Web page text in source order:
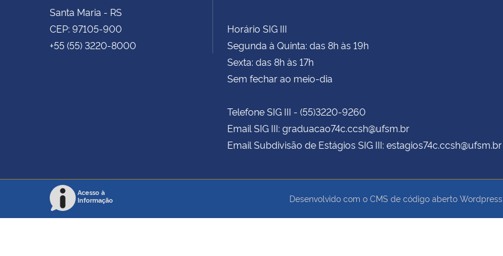
Santa Maria - RS
CEP: 97105-900
+55 (55) 3220-8000
Horário SIG III
Segunda à Quinta: das 8h às 19h
Sexta: das 8h às 17h
Sem fechar ao meio-dia
Telefone SIG III - (55)3220-9260
Email SIG III: graduacao74c.ccsh@ufsm.br
Email Subdivisão de Estágios SIG III: estagios74c.ccsh@ufsm.br
Acesso à
Informação
Desenvolvido com o CMS de código aberto Wordpress